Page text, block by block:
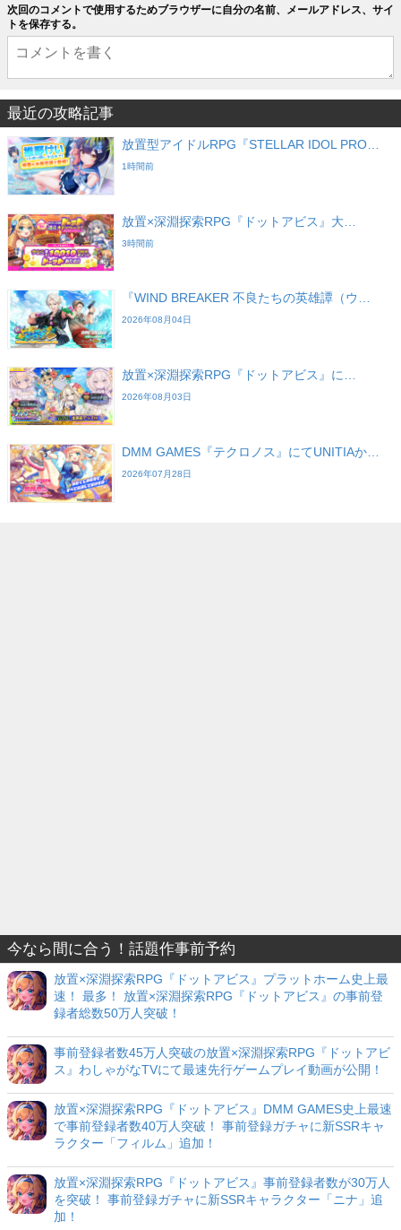
次回のコメントで使用するためブラウザーに自分の名前、メールアドレス、サイ
トを保存する。
最近の攻略記事
放置型アイドルRPG『STELLAR IDOL PRO…
1時間前
放置×深淵探索RPG『ドットアビス』大…
3時間前
『WIND BREAKER 不良たちの英雄譚（ウ…
2026年08月04日
放置×深淵探索RPG『ドットアビス』に…
2026年08月03日
DMM GAMES『テクロノス』にてUNITIAか…
2026年07月28日
今なら間に合う！話題作事前予約
放置×深淵探索RPG『ドットアビス』プラットホーム史上最
速！ 最多！ 放置×深淵探索RPG『ドットアビス』の事前登
録者総数50万人突破！
事前登録者数45万人突破の放置×深淵探索RPG『ドットアビ
ス』わしゃがなTVにて最速先行ゲームプレイ動画が公開！
放置×深淵探索RPG『ドットアビス』DMM GAMES史上最速
で事前登録者数40万人突破！ 事前登録ガチャに新SSRキャ
ラクター「フィルム」追加！
放置×深淵探索RPG『ドットアビス』事前登録者数が30万人
を突破！ 事前登録ガチャに新SSRキャラクター「ニナ」追
加！